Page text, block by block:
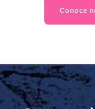
Conoce